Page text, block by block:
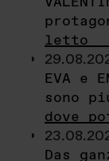
letto
EVA e
sono
dove
Das